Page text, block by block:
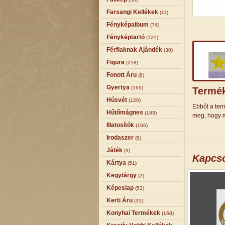
Farsangi Kellékek (11)
Fényképalbum (74)
Fényképtartó (125)
Férfiaknak Ajándék (30)
Figura (258)
Fonott Áru (8)
Gyertya (169)
Húsvét (120)
Hűtőmágnes (183)
Illatosítók (166)
Irodaszer (8)
Játék (9)
Kártya (51)
Kegytárgy (2)
Képeslap (53)
Kerti Áru (35)
Konyhai Termékek (168)
Ebből a
meg, hogy